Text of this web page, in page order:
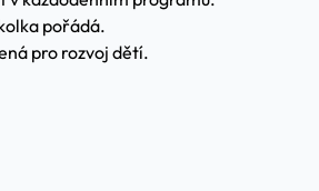
pořádá.
pro rozvoj dětí.